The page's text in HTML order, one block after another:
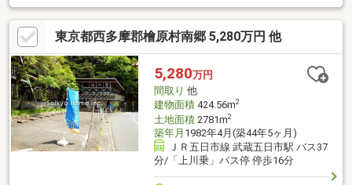
紹介可能です！■見学、お問合せにつきましては土日に限らず平
日、営業時間外でもご対応可能です！東亜住宅ではお客様が安心
して頂けますよう常に新しい事を取り入れております。経験豊富
な知識でお客様の悩み事をしっかりと解消いたします。お住まい
探しは東亜住宅にお任せください！ご見学予約は0120-60-
1665【通話料無料】までお気軽にお電話ください♪スマートフォ
ンの方は右下の青いバナーよりお問合せ頂けます♪
東京都西多摩郡檜原村南郷 5,280万円 他
5,280万円
間取り 他
建物面積424.56m2
土地面積2781m2
築年月 1982年4月(築44年5ヶ月)
ＪＲ五日市線 武蔵五日市駅 バス37
分/「上川乗」バス停 停歩16分